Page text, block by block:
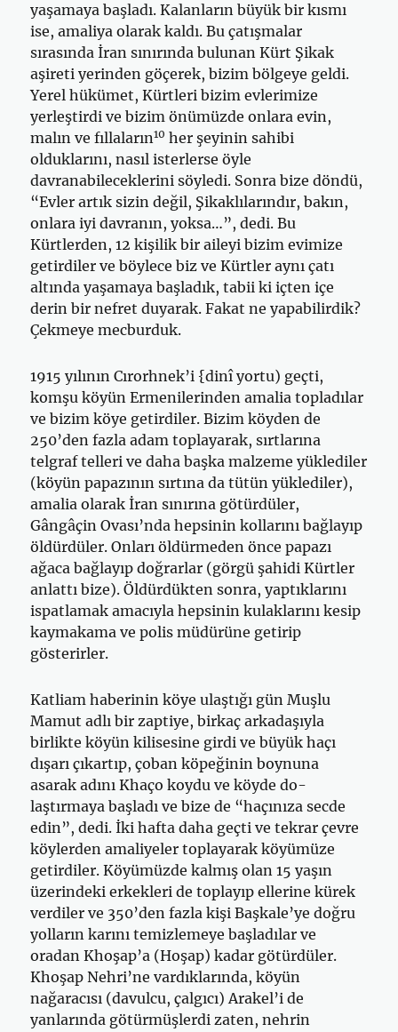
yaşamaya başladı. Kalanların büyük bir kısmı
ise, amaliya olarak kaldı. Bu çatışmalar
sırasında İran sınırında bulunan Kürt Şikak
aşireti yerinden göçerek, bizim bölgeye geldi.
Yerel hükümet, Kürtleri bizim evlerimize
yerleştirdi ve bizim önümüzde onlara evin,
malın ve fıllaların10 her şeyinin sahibi
olduklarını, nasıl isterlerse öyle
davranabileceklerini söyledi. Sonra bize döndü,
“Evler artık sizin değil, Şikaklılarındır, bakın,
onlara iyi davranın, yoksa…”, dedi. Bu
Kürtlerden, 12 kişilik bir aileyi bizim evimize
getirdiler ve böylece biz ve Kürtler aynı çatı
altında yaşamaya başladık, tabii ki içten içe
derin bir nefret du­yarak. Fakat ne yapabilirdik?
Çekmeye mecburduk.
1915 yılının Cırorhnek’i {dinî yortu) geçti,
komşu köyün Ermeni­lerinden amalia topladılar
ve bizim köye getirdiler. Bizim köyden de
250’den fazla adam toplayarak, sırtlarına
telgraf telleri ve daha başka malzeme yüklediler
(köyün papazının sırtına da tütün yüklediler),
amalia olarak İran sınırına götürdüler,
Gângâçin Ovası’nda hepsinin kollarını bağlayıp
öldürdüler. Onları öldürmeden önce papazı
ağaca bağlayıp doğ­rarlar (görgü şahidi Kürtler
anlattı bize). Öldürdükten sonra, yaptıklarını
ispatlamak amacıyla hepsinin kulaklarını kesip
kaymakama ve polis mü­dürüne getirip
gösterirler.
Katliam haberinin köye ulaştığı gün Muşlu
Mamut adlı bir zaptiye, birkaç arkadaşıyla
birlikte köyün kilisesine girdi ve büyük haçı
dışarı çı­kartıp, çoban köpeğinin boynuna
asarak adını Khaço koydu ve köyde do­
laştırmaya başladı ve bize de “haçınıza secde
edin”, dedi. İki hafta daha geçti ve tekrar çevre
köylerden amaliyeler toplayarak köyümüze
getir­diler. Köyümüzde kalmış olan 15 yaşın
üzerindeki erkekleri de toplayıp ellerine kürek
verdiler ve 350’den fazla kişi Başkale’ye doğru
yolların karını temizlemeye başladılar ve
oradan Khoşap’a (Hoşap) kadar götür­düler.
Khoşap Nehri’ne vardıklarında, köyün
nağaracısı (davulcu, çalgı­cı) Arakel’i de
yanlarında götürmüşlerdi zaten, nehrin